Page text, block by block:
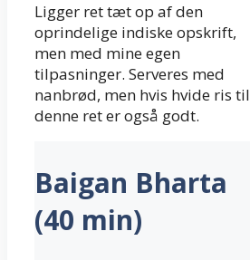
Ligger ret tæt op af den
oprindelige indiske opskrift,
men med mine egen
tilpasninger. Serveres med
nanbrød, men hvis hvide ris til
denne ret er også godt.
Baigan Bharta
(40 min)